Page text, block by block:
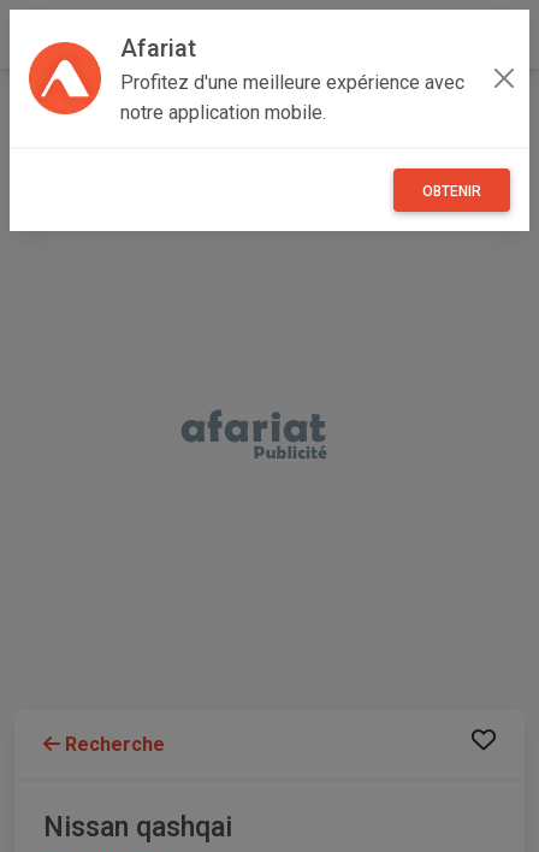
Afariat
Profitez d'une meilleure expérience avec
notre application mobile.
OBTENIR
Accueil Véhicules Grand Tunis
Recherche
Nissan qashqai